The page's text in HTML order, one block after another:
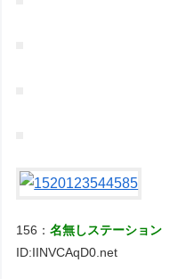
156：名無しステーション
ID:IINVCAqD0.net